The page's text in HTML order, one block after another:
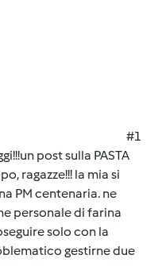
#1
post sulla PASTA
ragazze!!! la mia si
PM centenaria. ne
personale di farina
solo con la
gestirne due